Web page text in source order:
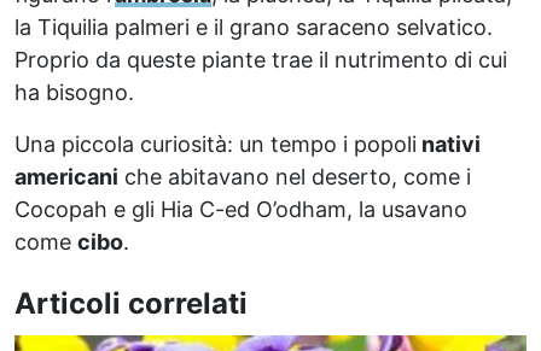
la Tiquilia palmeri e il grano saraceno selvatico.
Proprio da queste piante trae il nutrimento di cui
ha bisogno.
Una piccola curiosità: un tempo i popoli nativi
americani che abitavano nel deserto, come i
Cocopah e gli Hia C-ed O’odham, la usavano
come cibo.
Articoli correlati